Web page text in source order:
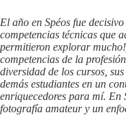
El año en Spéos fue
competencias técnicas que
permitieron explorar
competencias de la
diversidad de los cursos,
demás estudiantes en un
enriquecedores para mí. En
fotografía amateur y un